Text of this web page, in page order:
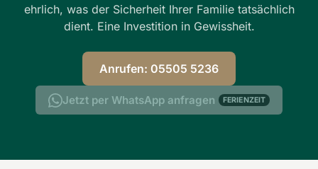
ehrlich, was der Sicherheit Ihrer Familie tatsächlich
dient. Eine Investition in Gewissheit.
Anrufen: 05505 5236
Jetzt per WhatsApp anfragen FERIENZEIT